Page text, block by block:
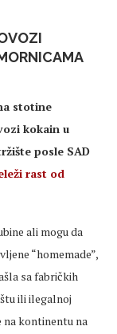
stotine
kokain u
posle SAD
rast od
ali mogu da
“homemade”,
sa fabričkih
ili ilegalnoj
na kontinentu na